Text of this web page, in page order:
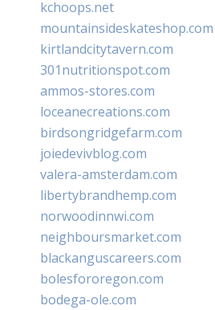
kchoops.net
mountainsideskateshop.com
kirtlandcitytavern.com
301nutritionspot.com
ammos-stores.com
loceanecreations.com
birdsongridgefarm.com
joiedevivblog.com
valera-amsterdam.com
libertybrandhemp.com
norwoodinnwi.com
neighboursmarket.com
blackanguscareers.com
bolesfororegon.com
bodega-ole.com